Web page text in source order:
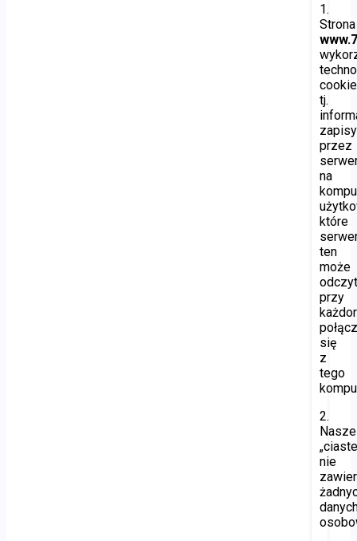
1.
Strona
tj.
przez
na
które
ten
może
przy
się
z
tego
2.
Nasze
nie